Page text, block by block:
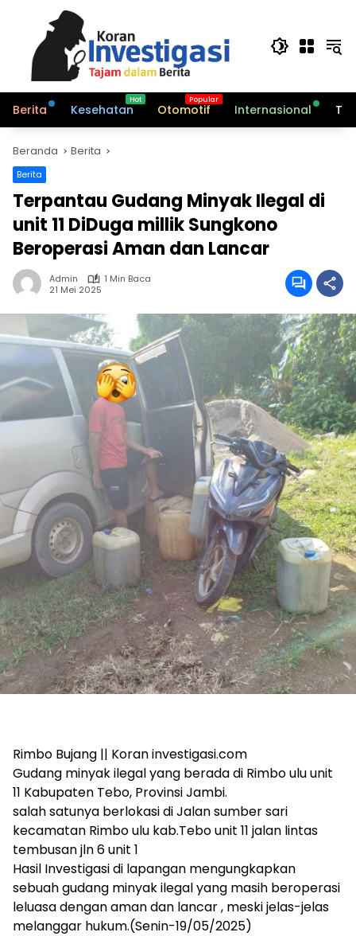
Berita Kesehatan Otomotif Internasional
Beranda Berita
Berita
Terpantau Gudang Minyak Ilegal di
unit 11 DiDuga millik Sungkono
Beroperasi Aman dan Lancar
Admin
1 Min Baca
21 Mei 2025
Rimbo Bujang || Koran investigasi.com
Gudang minyak ilegal yang berada di Rimbo ulu unit
11 Kabupaten Tebo, Provinsi Jambi.
salah satunya berlokasi di Jalan sumber sari
kecamatan Rimbo ulu kab.Tebo unit 11 jalan lintas
tembusan jln 6 unit 1
Hasil Investigasi di lapangan mengungkapkan
sebuah gudang minyak ilegal yang masih beroperasi
leluasa dengan aman dan lancar , meski jelas-jelas
melanggar hukum.(Senin-19/05/2025)